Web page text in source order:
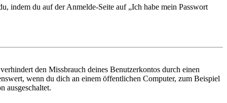
indem du auf der Anmelde-Seite auf „Ich habe mein Passwort
den Missbrauch deines Benutzerkontos durch einen
wenn du dich an einem öffentlichen Computer, zum Beispiel
ausgeschaltet.